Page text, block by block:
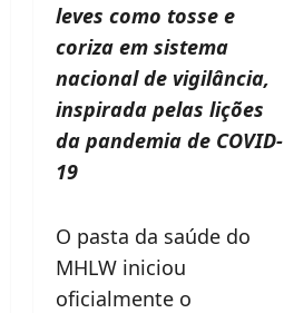
leves como tosse e
coriza em sistema
nacional de vigilância,
inspirada pelas lições
da pandemia de COVID-
19
O pasta da saúde do
MHLW iniciou
oficialmente o